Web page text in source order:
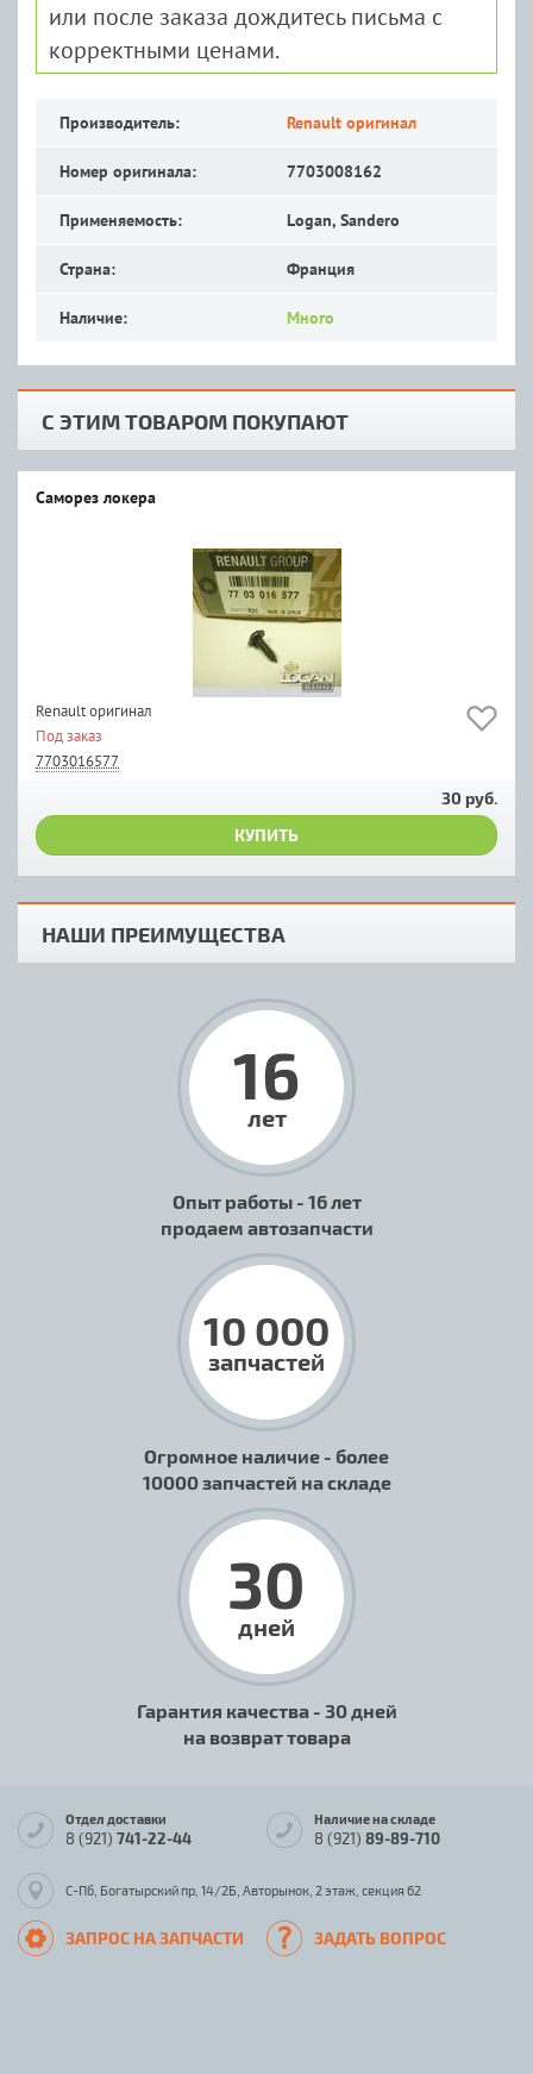
или после заказа дождитесь письма с
корректными ценами.
Производитель: Renault оригинал
Номер оригинала: 7703008162
Применяемость: Logan, Sandero
Страна: Франция
Наличие: Много
С ЭТИМ ТОВАРОМ ПОКУПАЮТ
Саморез локера
Renault оригинал
Под заказ
7703016577
30 руб.
КУПИТЬ
НАШИ ПРЕИМУЩЕСТВА
16
лет
Опыт работы - 16 лет
продаем автозапчасти
10 000
запчастей
Огромное наличие - более
10000 запчастей на складе
30
дней
Гарантия качества - 30 дней
на возврат товара
Отдел доставки
8 (921) 741-22-44
Наличие на складе
8 (921) 89-89-710
С-Пб, Богатырский пр, 14/2Б, Авторынок, 2 этаж, секция 62
ЗАПРОС НА ЗАПЧАСТИ ЗАДАТЬ ВОПРОС